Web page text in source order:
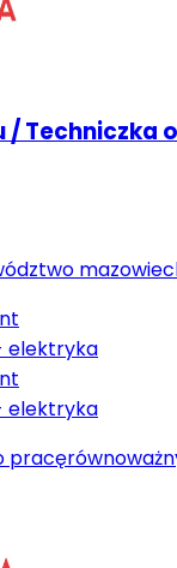
/ Techniczka
elektryka
elektryka
pracę